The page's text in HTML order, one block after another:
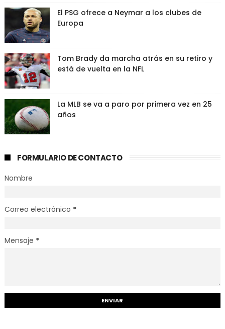
El PSG ofrece a Neymar a los clubes de
Europa
Tom Brady da marcha atrás en su retiro y
está de vuelta en la NFL
La MLB se va a paro por primera vez en 25
años
FORMULARIO DE CONTACTO
Nombre
Correo electrónico *
Mensaje *